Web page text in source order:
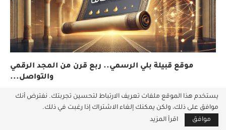
موقع قبيلة بلي الرسمي.. ربع قرن من المجد الرقمي
والتواصل...
WHY I STILL RELY ON INTERACTIVE BROKERS’ TRADER
يستخدم هذا الموقع ملفات تعريف الارتباط لتحسين تجربتك. نفترض أنك
موافق على ذلك، ولكن يمكنك إلغاء الاشتراك إذا رغبت في ذلك.
موافق
اقرأ المزيد